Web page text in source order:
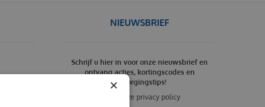
NIEUWSBRIEF
Schrijf u hier in voor onze nieuwsbrief en
ontvang acties, kortingscodes en
verzorgingstips!
Bekijk onze privacy policy
×